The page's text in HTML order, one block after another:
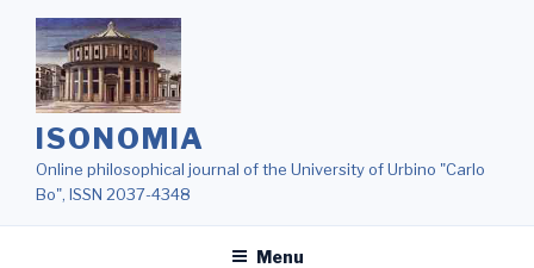
Salta
contenuto
ISONOMIA
Online philosophical journal of the University of Urbino "Carlo
Bo", ISSN 2037-4348
Menu